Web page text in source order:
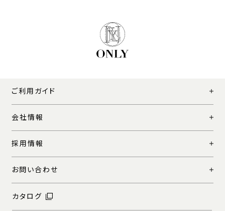
ご利用ガイド
会社情報
採用情報
お問い合わせ
カタログ